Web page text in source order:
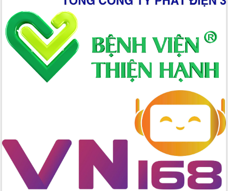
Hòn Yến phát triển du lịch gắn với bảo
tồn biển
Lấy ý kiến điều chỉnh Quy hoạch tỉnh
Đắk Lắk thời kỳ 2021-2030, tầm nhìn
đến năm 2050
Phát động chiến dịch 30 ngày đêm
giải phóng mặt bằng Tuyến đường bộ
chuyển đổi số giai đoạn 2026 – 2030
với Tập đoàn Bưu chính Viễn thông
Việt Nam
Thứ trưởng Bộ Y tế làm việc với tỉnh
Đắk Lắk về phát triển nhân lực y tế